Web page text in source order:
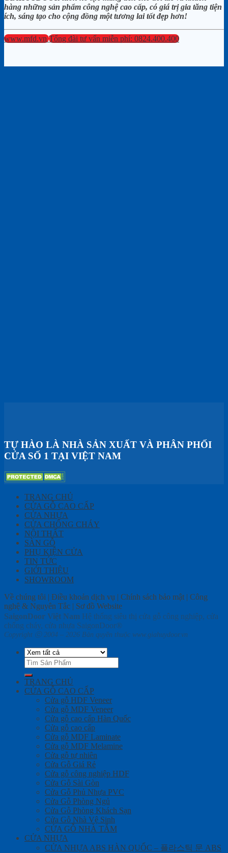
hàng những sản phẩm công nghệ cao cấp, có giá trị gia tăng tiện
ích, sáng tạo cho cộng đồng một tương lai tốt đẹp hơn!
www.mfd.vn Tổng đài tư vấn miễn phí: 0824.400.400
TỰ HÀO LÀ NHÀ SẢN XUẤT VÀ PHÂN PHỐI
CỬA SỐ 1 TẠI VIỆT NAM
TRANG CHỦ
CỬA GỖ CAO CẤP
CỬA NHỰA
CỬA CHỐNG CHÁY
NỘI THẤT
SÀN GỖ
PHỤ KIỆN CỬA
TIN TỨC
GIỚI THIỆU
SHOWROOM
Về chúng tôi | Điều khoản dịch vụ | Chính sách bảo mật | Công
nghệ & Nguyên Tắc | Sơ đồ Website
SaigonDoor Việt Nam Hệ thống siêu thị cửa gỗ công nghiệp, cửa
chống cháy, cửa nhựa SaigonDoor®
Copyright ⓒ 2004 – 2026 Bản quyền thuộc www.giahuydoor.vn
Tìm
kiếm:
TRANG CHỦ
CỬA GỖ CAO CẤP
Cửa gỗ HDF Veneer
Cửa gỗ MDF Veneer
Cửa gỗ cao cấp Hàn Quốc
Cửa gỗ cao cấp
Cửa gỗ MDF Laminate
Cửa gỗ MDF Melamine
Cửa gỗ tự nhiên
Cửa Gỗ Giá Rẻ
Cửa gỗ công nghiệp HDF
Cửa Gỗ Sài Gòn
Cửa Gỗ Phủ Nhựa PVC
Cửa Gỗ Phòng Ngủ
Cửa Gỗ Phòng Khách Sạn
Cửa Gỗ Nhà Vệ Sinh
CỬA GỖ NHÀ TẮM
CỬA NHỰA
CỬA NHỰA ABS HÀN QUỐC – 플라스틱 문 ABS